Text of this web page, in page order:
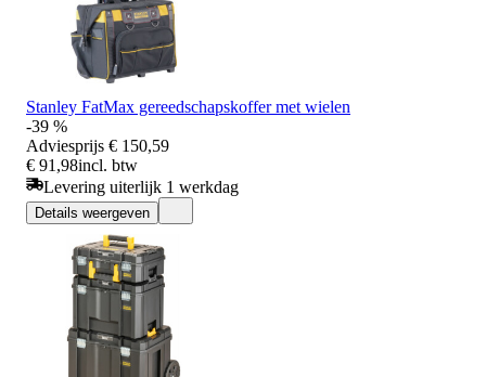
Stanley FatMax gereedschapskoffer met wielen
-39 %
Adviesprijs € 150,59
€ 91,98incl. btw
Levering uiterlijk 1 werkdag
Details weergeven